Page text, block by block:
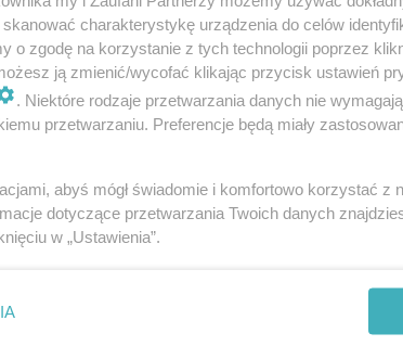
już tunelem w ciągu S2
Obwodnca Warszawy
na odcinku C
charakterystykę urządzenia do celów
o zgodę na korzystanie z tych technologii poprzez
ją zmienić/wycofać klikając przycisk ustawień
. Niektóre rodzaje przetwarzania danych nie
przetwarzaniu. Preferencje będą miały
abyś mógł świadomie i komfortowo korzystać z
dotyczące przetwarzania Twoich danych
w „Ustawienia”.